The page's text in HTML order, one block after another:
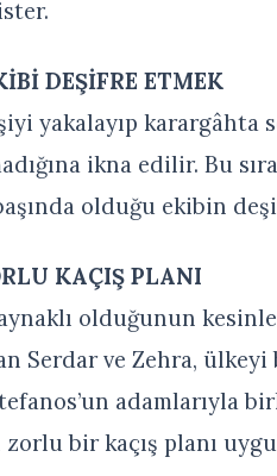
DEŞİFRE ETMEK
yakalayıp karargâhta
ikna edilir. Bu
olduğu ekibin
KAÇIŞ PLANI
olduğunun
Serdar ve Zehra,
adamlarıyla
bir kaçış planı